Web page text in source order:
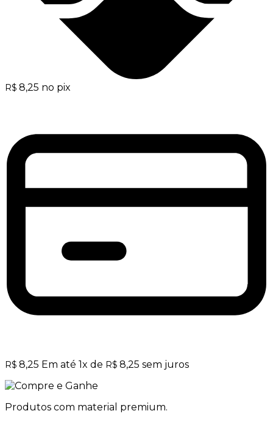
R$ 8,25 no pix
R$ 8,25 Em até 1x de R$ 8,25 sem juros
Produtos com material premium.